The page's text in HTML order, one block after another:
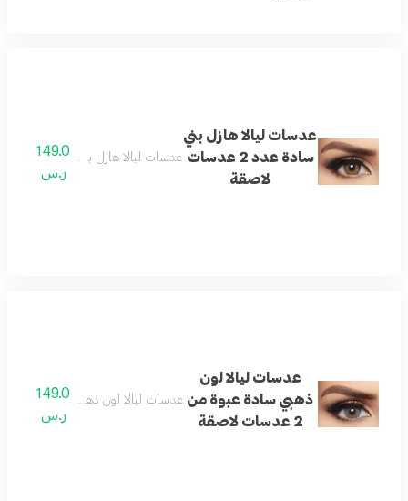
عدسات ليالا هازل بني
سادة عدد 2 عدسات
لاصقة
عدسات ليالا هازل بني سادة عدد 2 عدسات لاصقة
149.0
ر.س
عدسات ليالا لون
ذهبي سادة عبوة من
2 عدسات لاصقة
عدسات ليالا لون ذهبي سادة عبوة من 2 عدسات
149.0
ر.س